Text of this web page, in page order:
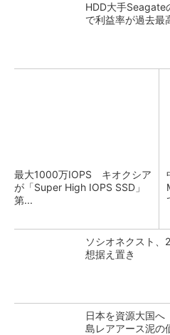
HDD大手Seagate
で利益率が過去最
最大1000万IOPS キオクシア
が「Super High IOPS SSD」
第...
ソシオネクスト、
想据え置き
日本を資源大国
島レアアース泥の